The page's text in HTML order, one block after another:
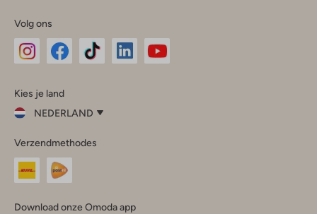
Volg ons
InstagramFacebook
Kies je land
NEDERLAND
je
land
Nederland
Verzendmethodes
Download onze Omoda app